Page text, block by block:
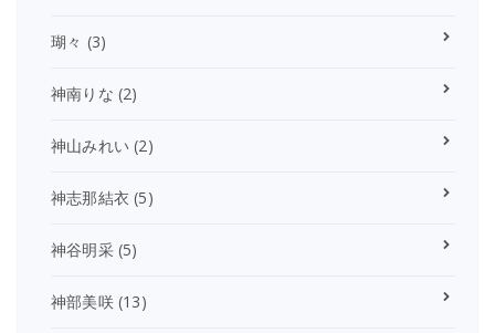
瑚々 (3)
神南りな (2)
神山みれい (2)
神志那結衣 (5)
神谷明采(5)
神部美咲(13)